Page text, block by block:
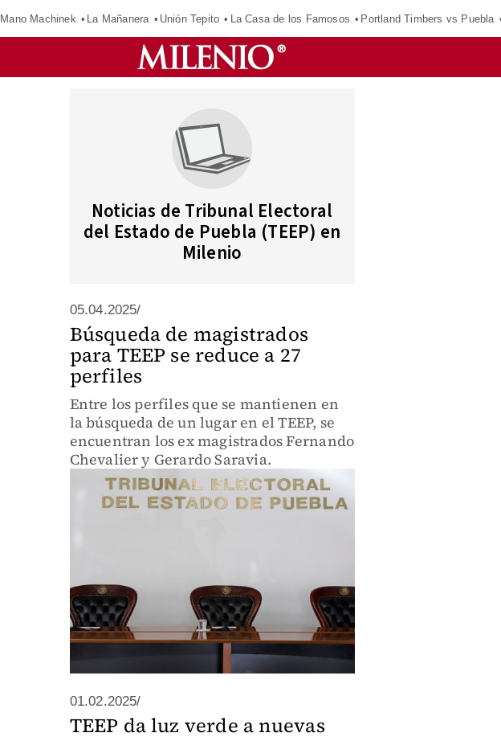
Mano Machinek La Mañanera Unión Tepito La Casa de los Famosos Portland Timbers vs Puebla
Noticias de Tribunal Electoral
del Estado de Puebla (TEEP) en
Milenio
05.04.2025/
Búsqueda de magistrados
para TEEP se reduce a 27
perfiles
Entre los perfiles que se mantienen en
la búsqueda de un lugar en el TEEP, se
encuentran los ex magistrados Fernando
Chevalier y Gerardo Saravia.
01.02.2025/
TEEP da luz verde a nuevas